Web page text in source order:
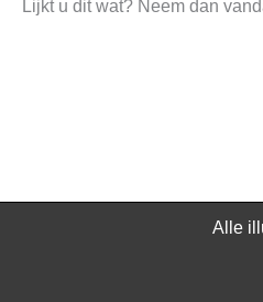
Lijkt u dit wat? Neem dan
Alle